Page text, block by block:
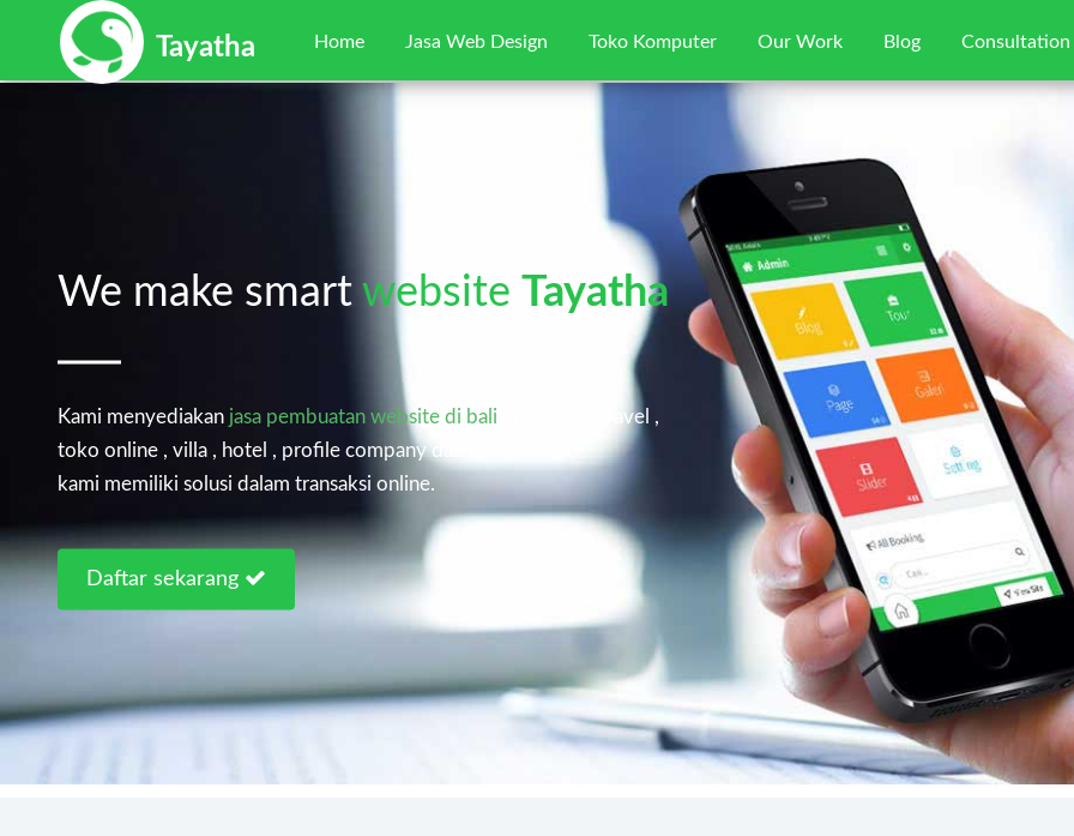
Jasa Web Desain
Toko Komputer
Our Works
Blog
Consultation
Contact
Tayatha Home Jasa Web Design Toko Komputer Our Work Blog Consultation
We make smart website Tayatha
Kami menyediakan jasa pembuatan website di bali untuk tour travel ,
toko online , villa , hotel , profile company dan restaurant
kami memiliki solusi dalam transaksi online.
Daftar sekarang